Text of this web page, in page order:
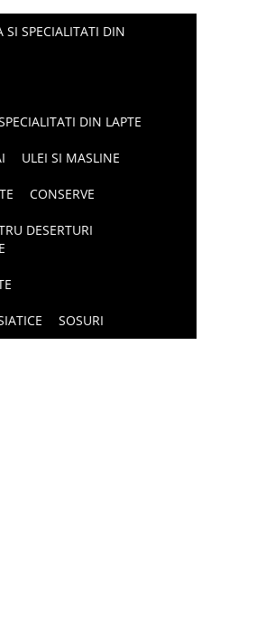
SI SPECIALITATI DIN
DIN LAPTE
ULEI SI MASLINE
CONSERVE
DESERTURI
SOSURI